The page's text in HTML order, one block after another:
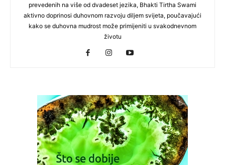
prevedenih na više od dvadeset jezika, Bhakti Tirtha Swami
aktivno doprinosi duhovnom razvoju diljem svijeta, poučavajući
kako se duhovna mudrost može primijeniti u svakodnevnom
životu